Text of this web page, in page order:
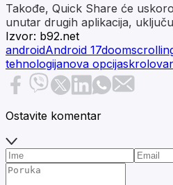
Takođe, Quick Share će
unutar drugih aplikacija,
Izvor: b92.net
androidAndroid 17
tehnologijanova opcija
Ostavite komentar